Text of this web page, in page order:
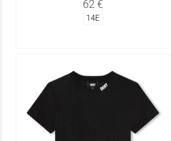
62 €
14Ε